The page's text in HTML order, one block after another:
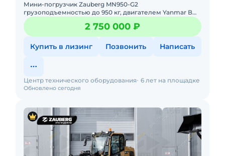
Мини-погрузчик Zauberg MN950-G2
грузоподъемностью до 950 кг, двигателем Yanmar В
наличии на складах РФ. Действующее ЭПСМ, все
налоги и сборы уплачены. Докум
2 750 000 ₽
Купить в лизинг Позвонить Написать
Обновлено сегодня
Центр технического оборудования 6 лет на площадке